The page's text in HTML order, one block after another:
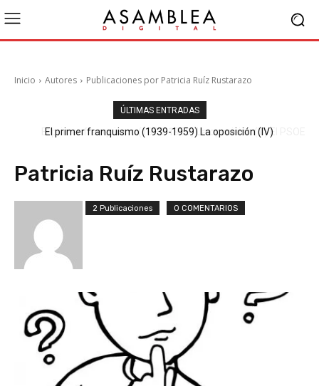
Inicio Autores Publicaciones por Patricia Ruíz Rustarazo
ÚLTIMAS ENTRADAS
El primer franquismo (1939-1959) La oposición (IV)
El primer franquismo (1939-1959) La oposición (III) El PSOE
Patricia Ruíz Rustarazo
2 Publicaciones 0 COMENTARIOS